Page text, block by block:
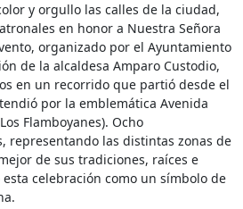
y orgullo las calles de la ciudad,
en honor a Nuestra Señora
organizado por el Ayuntamiento
de la alcaldesa Amparo Custodio,
en un recorrido que partió desde el
por la emblemática Avenida
Flamboyanes). Ocho
representando las distintas zonas de
de sus tradiciones, raíces e
celebración como un símbolo de